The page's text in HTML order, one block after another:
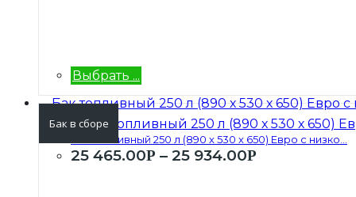
Выбрать ...
Бак в сборе
Бак топливный 250 л (890 х 530 х 650) Евро с низко...
25 465.00Р – 25 934.00Р